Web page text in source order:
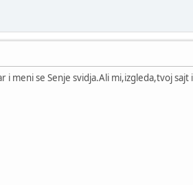
i meni se Senje svidja.Ali mi,izgleda,tvoj sajt